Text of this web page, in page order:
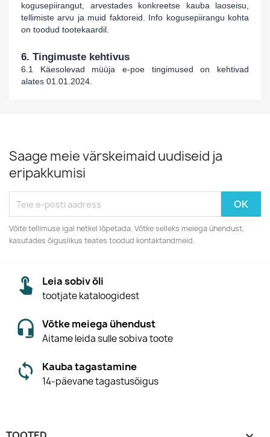
kogusepiirangut, arvestades konkreetse kauba laoseisu,
tellimiste arvu ja muid faktoreid. Info kogusepiirangu kohta
on toodud tootekaardil.
6. Tingimuste kehtivus
6.1 Käesolevad müüja e-poe tingimused on kehtivad
alates 01 .01 .2024
Saage meie värskeimaid uudiseid ja
eripakkumisi
Võite tellimuse igal hetkel lõpetada. Võtke selleks meiega ühendust,
kasutades õiguslikus teates toodud kontaktandmeid.
Leia sobiv õli
tootjate kataloogidest
Võtke meiega ühendust
Aitame leida sulle sobiva toote
Kauba tagastamine
14-päevane tagastusõigus